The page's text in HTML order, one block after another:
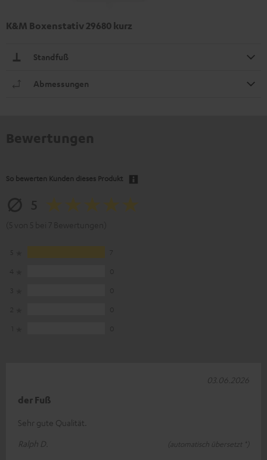
K&M Boxenstativ 29680 kurz
Standfuß
Abmessungen
So bewerten Kunden dieses Produkt
der Fuß
Sehr gute Qualität.
Ralph D.
(automatisch übersetzt *)
03.06.2026